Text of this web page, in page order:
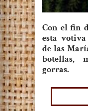
Con el fin
esta
de las
botellas,
gorras.